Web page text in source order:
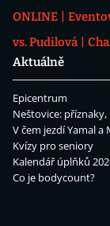
ONLINE
vs. Pudilová
Aktuálně
Epicentrum
Neštovice: příznaky,
V čem jezdí Yamal a
Kvízy pro seniory
Kalendář úplňků
Co je bodycount?